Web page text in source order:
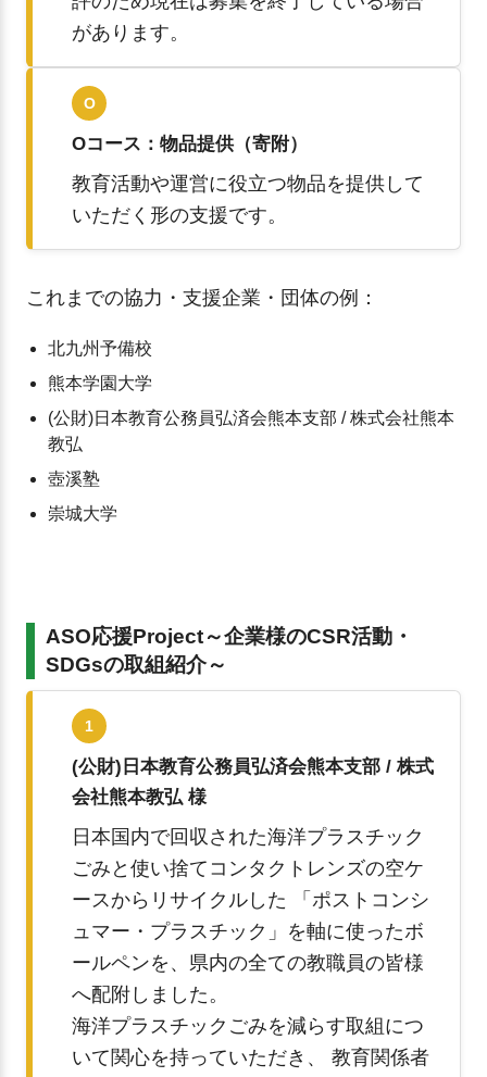
があります。
O
Oコース：物品提供（寄附）
教育活動や運営に役立つ物品を提供して
いただく形の支援です。
これまでの協力・支援企業・団体の例：
北九州予備校
熊本学園大学
(公財)日本教育公務員弘済会熊本支部 / 株式会社熊本
教弘
壺溪塾
崇城大学
ASO応援Project～企業様のCSR活動・
SDGsの取組紹介～
1
(公財)日本教育公務員弘済会熊本支部 / 株式
会社熊本教弘 様
日本国内で回収された海洋プラスチック
ごみと使い捨てコンタクトレンズの空ケ
ースからリサイクルした 「ポストコンシ
ュマー・プラスチック」を軸に使ったボ
ールペンを、県内の全ての教職員の皆様
へ配附しました。
海洋プラスチックごみを減らす取組につ
いて関心を持っていただき、 教育関係者